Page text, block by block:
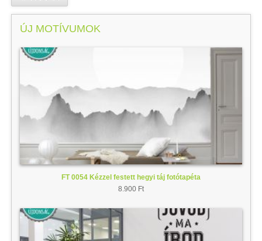
ÚJ MOTÍVUMOK
FT 0054 Kézzel festett hegyi táj fotótapéta
8.900 Ft